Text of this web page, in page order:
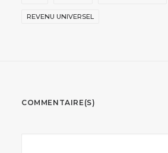
REVENU UNIVERSEL
COMMENTAIRE(S)